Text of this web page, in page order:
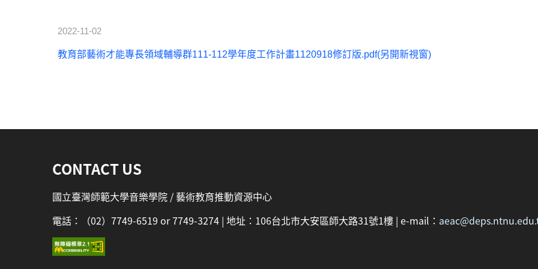
2022-11-02
教育部藝術才能專長領域輔導群111-112學年度工作計畫1120918修訂版.pdf(另開新視窗)
CONTACT US
國立臺灣師範大學音樂學院 / 藝術教育推動資源中心
電話：（02）7749-6519 or 7749-3274 | 地址：106台北市大安區師大路31號1樓 | e-mail：